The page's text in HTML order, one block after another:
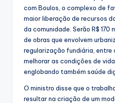
com Boulos, o complexo de
maior liberação de recursos
da comunidade. Serão R$ 170
de obras que envolvem
regularização fundiária, entre
melhorar as condições de
englobando também saúde
O ministro disse que o
resultar na criação de um